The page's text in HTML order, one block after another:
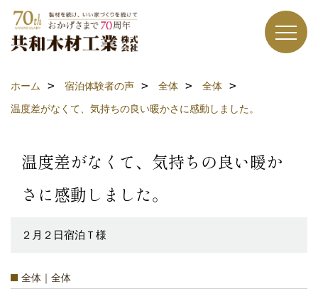
ホーム 宿泊体験者の声 全体
全体
温度差がなくて、気持ちの良い暖かさに感動しました。
温度差がなくて、気持ちの良い暖か
さに感動しました。
２月２日宿泊Ｔ様
全体｜全体